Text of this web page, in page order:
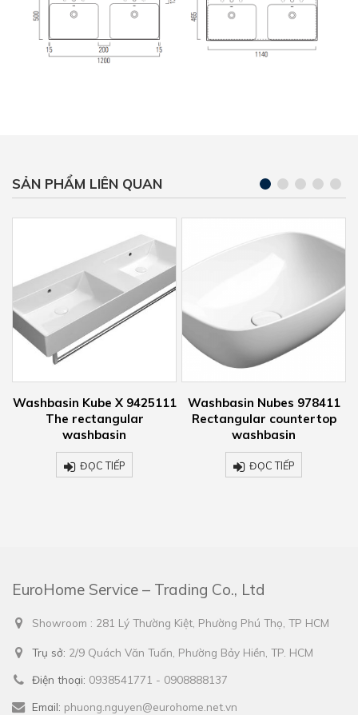
SẢN PHẨM LIÊN QUAN
Washbasin Kube X 9425111
The rectangular
washbasin
ĐỌC TIẾP
Washbasin Nubes 978411
Rectangular countertop
washbasin
ĐỌC TIẾP
EuroHome Service – Trading Co., Ltd
Showroom : 281 Lý Thường Kiệt, Phường Phú Thọ, TP HCM
Trụ sở: 2/9 Quách Văn Tuấn, Phường Bảy Hiền, TP. HCM
Điện thoại: 0938541771 - 0908888137
Email: phuong.nguyen@eurohome.net.vn